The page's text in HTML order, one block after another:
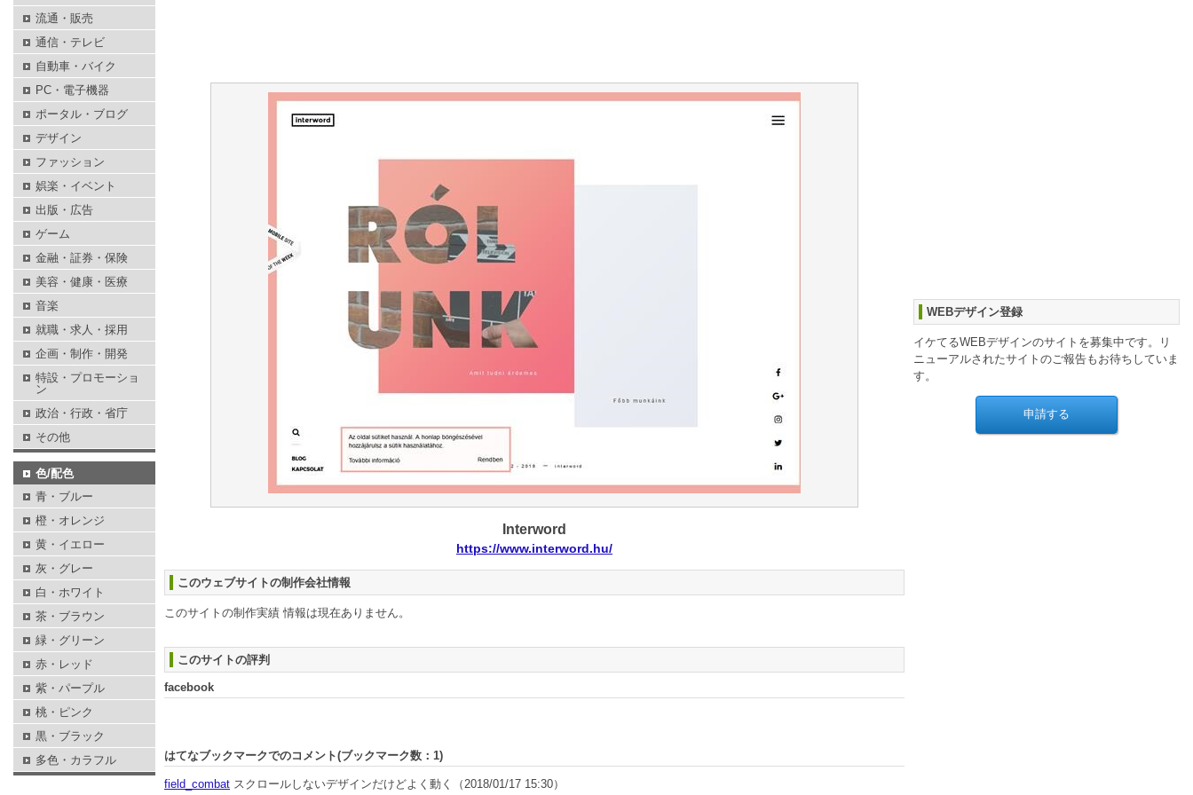
Interword
https://www.interword.hu/
このウェブサイトの制作会社情報
このサイトの制作実績 情報は現在ありません。
このサイトの評判
facebook
はてなブックマークでのコメント(ブックマーク数： 1)
field_combat スクロールしないデザインだけどよく動く （2018/01/17 15:30）
WEBデザイン登録
イケてるWEBデザインのサイトを募集中です。リ
ニューアルされたサイトのご報告もお待ちしていま
す。
流通・販売
通信・テレビ
自動車・バイク
PC・電子機器
ポータル・ブログ
デザイン
ファッション
娯楽・イベント
出版・広告
ゲーム
金融・証券・保険
美容・健康・医療
音楽
就職・求人・採用
企画・制作・開発
特設・プロモーショ
ン
政治・行政・省庁
その他
色/配色
青・ブルー
橙・オレンジ
黄・イエロー
灰・グレー
白・ホワイト
茶・ブラウン
緑・グリーン
赤・レッド
紫・パープル
桃・ピンク
黒・ブラック
多色・カラフル